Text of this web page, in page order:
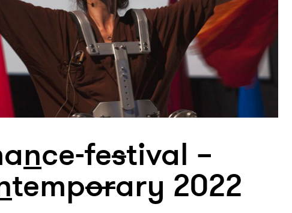
nce-festival –
temporary 2022